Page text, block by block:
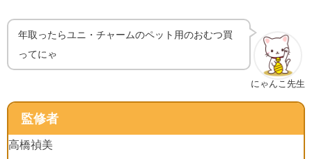
にゃんこ先生
年取ったらユニ・チャームのペット用のおむつ買
ってにゃ
監修者
高橋禎美